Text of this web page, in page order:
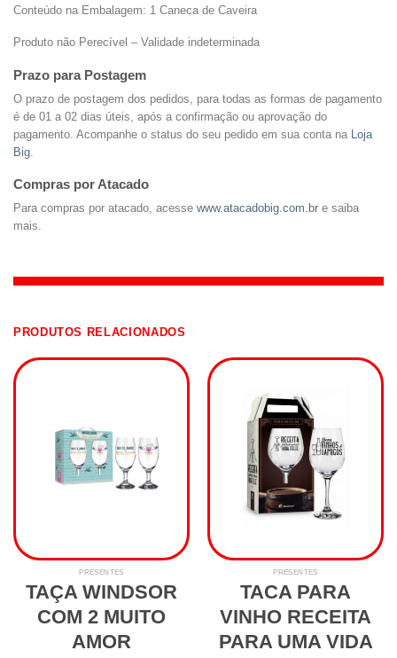
Conteúdo na Embalagem: 1 Caneca de Caveira
Produto não Perecível – Validade indeterminada
Prazo para Postagem
O prazo de postagem dos pedidos, para todas as formas de pagamento
é de 01 a 02 dias úteis, após a confirmação ou aprovação do
pagamento. Acompanhe o status do seu pedido em sua conta na Loja
Big
Compras por Atacado
Para compras por atacado, acesse www.atacadobig.com.br e saiba
mais.
PRODUTOS RELACIONADOS
PRESENTES
TAÇA WINDSOR
COM 2 MUITO
AMOR
PRESENTES
TACA PARA
VINHO RECEITA
PARA UMA VIDA